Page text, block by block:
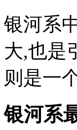
银河系
大,也是
则是一
银河系